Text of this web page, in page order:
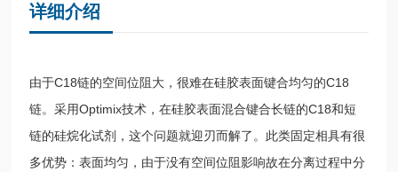
详细介绍
由于C18链的空间位阻大，很难在硅胶表面键合均匀的C18
链。采用Optimix技术，在硅胶表面混合键合长链的C18和短
链的硅烷化试剂，这个问题就迎刃而解了。此类固定相具有很
多优势：表面均匀，由于没有空间位阻影响故在分离过程中分